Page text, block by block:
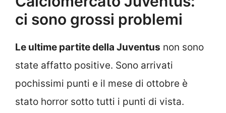
ci sono grossi problemi
Le ultime partite della Juventus non sono
state affatto positive. Sono arrivati
pochissimi punti e il mese di ottobre è
stato horror sotto tutti i punti di vista.